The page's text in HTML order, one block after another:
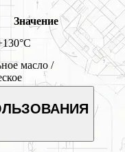
Значение
масло /